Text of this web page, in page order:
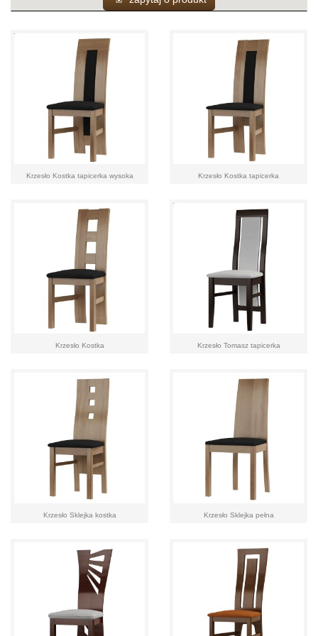
Krzesło Kostka tapicerka wysoka Krzesło Kostka tapicerka
Krzesło Kostka Krzesło Tomasz tapicerka
Krzesło Sklejka kostka Krzesło Sklejka pełna